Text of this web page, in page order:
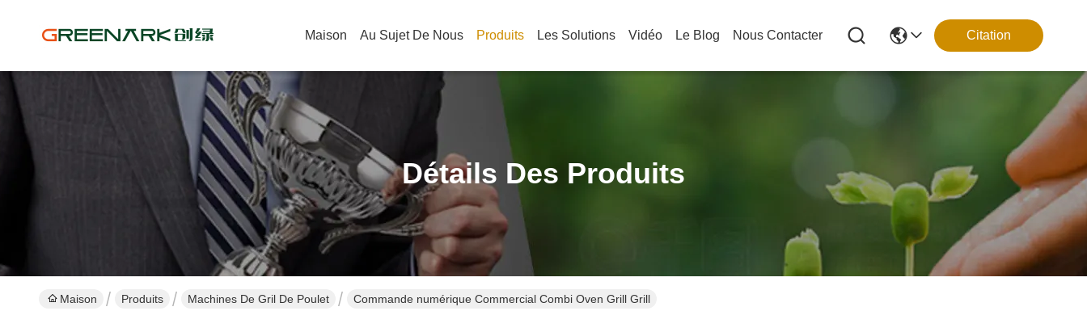
Maison Au Sujet De Nous Produits Les Solutions Vidéo Le Blog Nous Contacter Citation
Détails Des Produits
Maison Produits Machines De Gril De Poulet Commande numérique Commercial Combi Oven Grill Grill